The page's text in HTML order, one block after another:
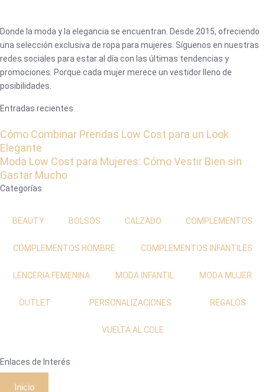
Donde la moda y la elegancia se encuentran. Desde 2015, ofreciendo
una selección exclusiva de ropa para mujeres. Síguenos en nuestras
redes sociales para estar al día con las últimas tendencias y
promociones. Porque cada mujer merece un vestidor lleno de
posibilidades.
Entradas recientes
Cómo Combinar Prendas Low Cost para un Look
Elegante
Moda Low Cost para Mujeres: Cómo Vestir Bien sin
Gastar Mucho
Categorías
BEAUTY BOLSOS CALZADO COMPLEMENTOS
COMPLEMENTOS HOMBRE COMPLEMENTOS INFANTILES
LENCERIA FEMENINA MODA INFANTIL MODA MUJER
OUTLET PERSONALIZACIONES REGALOS
VUELTA AL COLE
Enlaces de Interés
Inicio